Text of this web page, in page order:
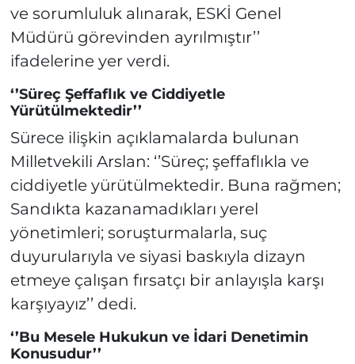
ve sorumluluk alınarak, ESKİ Genel
Müdürü görevinden ayrılmıştır’’
ifadelerine yer verdi.
‘’Süreç Şeffaflık ve Ciddiyetle
Yürütülmektedir’’
Sürece ilişkin açıklamalarda bulunan
Milletvekili Arslan: ‘’Süreç; şeffaflıkla ve
ciddiyetle yürütülmektedir. Buna rağmen;
Sandıkta kazanamadıkları yerel
yönetimleri; soruşturmalarla, suç
duyurularıyla ve siyasi baskıyla dizayn
etmeye çalışan fırsatçı bir anlayışla karşı
karşıyayız’’ dedi.
‘’Bu Mesele Hukukun ve İdari Denetimin
Konusudur’’